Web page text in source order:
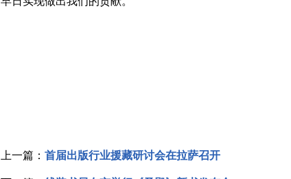
上一篇： 首届出版行业援藏研讨会在拉萨召开